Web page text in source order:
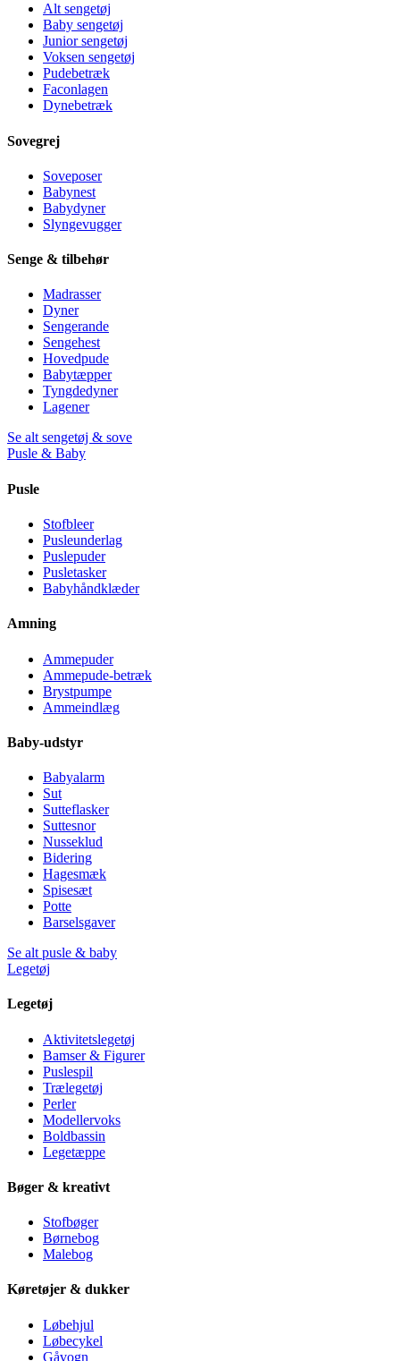
Alt sengetøj
Baby sengetøj
Junior sengetøj
Voksen sengetøj
Pudebetræk
Faconlagen
Dynebetræk
Sovegrej
Soveposer
Babynest
Babydyner
Slyngevugger
Senge & tilbehør
Madrasser
Dyner
Sengerande
Sengehest
Hovedpude
Babytæpper
Tyngdedyner
Lagener
Se alt sengetøj & sove
Pusle & Baby
Pusle
Stofbleer
Pusleunderlag
Puslepuder
Pusletasker
Babyhåndklæder
Amning
Ammepuder
Ammepude-betræk
Brystpumpe
Ammeindlæg
Baby-udstyr
Babyalarm
Sut
Sutteflasker
Suttesnor
Nusseklud
Bidering
Hagesmæk
Spisesæt
Potte
Barselsgaver
Se alt pusle & baby
Legetøj
Legetøj
Aktivitetslegetøj
Bamser & Figurer
Puslespil
Trælegetøj
Perler
Modellervoks
Boldbassin
Legetæppe
Bøger & kreativt
Stofbøger
Børnebog
Malebog
Køretøjer & dukker
Løbehjul
Løbecykel
Gåvogn